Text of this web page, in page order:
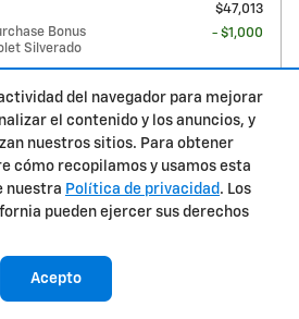
del navegador para mejorar
el contenido y los anuncios, y
nuestros sitios. Para obtener
cómo recopilamos y usamos esta
nuestra Política de privacidad . Los
pueden ejercer sus derechos
Acepto
$47,013
Bonus
Silverado
- $1,000
this 2026
model
- $2,000
model
Offer on this
1500 model